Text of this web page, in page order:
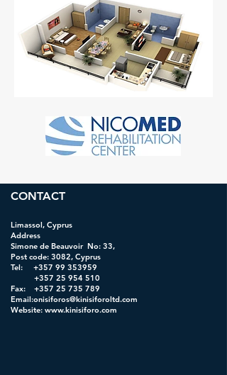
CONTACT
Limassol, Cyprus
Address
Simone de Beauvoir No: 33,
Post code: 3082, Cyprus
Tel: +357 99 353959
+357 25 954 510
Fax: +357 25 735 789
Email:onisiforos@kinisiforoltd.com
Website: www.kinisiforo.com